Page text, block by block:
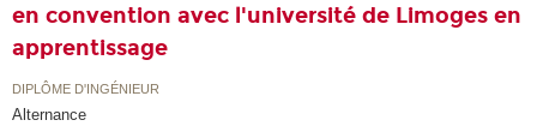
en convention avec l'université de Limoges en
apprentissage
DIPLÔME D'INGÉNIEUR
Alternance